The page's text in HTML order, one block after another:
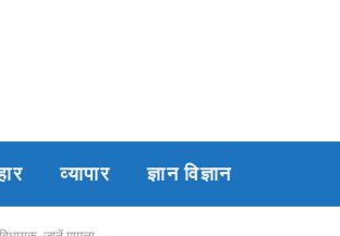
व्यापार ज्ञान विज्ञान